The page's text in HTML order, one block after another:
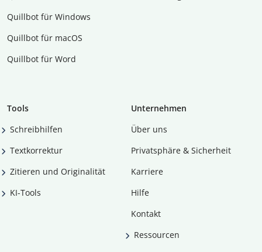
Quillbot für Windows
Quillbot für macOS
Quillbot für Word
Tools
Schreibhilfen
Textkorrektur
Zitieren und Originalität
KI-Tools
Unternehmen
Über uns
Privatsphäre & Sicherheit
Karriere
Hilfe
Kontakt
Ressourcen